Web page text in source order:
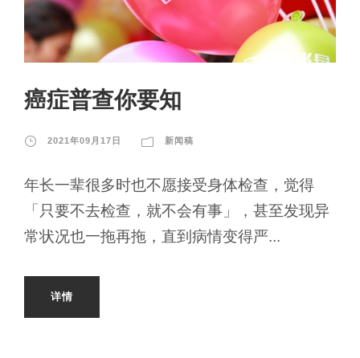
癌症普查你要知
2021年09月17日 新闻稿
年长一辈很多时也不愿接受身体检查，觉得
「只要不去检查，就不会有事」，甚至发现异
常状况也一拖再拖，直到病情变得严...
详情